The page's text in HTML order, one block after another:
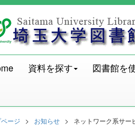
資料を探す 図書館を
ージ お知らせ ネットワーク系サー